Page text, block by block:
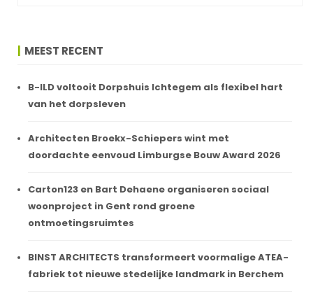
MEEST RECENT
B-ILD voltooit Dorpshuis Ichtegem als flexibel hart
van het dorpsleven
Architecten Broekx-Schiepers wint met
doordachte eenvoud Limburgse Bouw Award 2026
Carton123 en Bart Dehaene organiseren sociaal
woonproject in Gent rond groene
ontmoetingsruimtes
BINST ARCHITECTS transformeert voormalige ATEA-
fabriek tot nieuwe stedelijke landmark in Berchem